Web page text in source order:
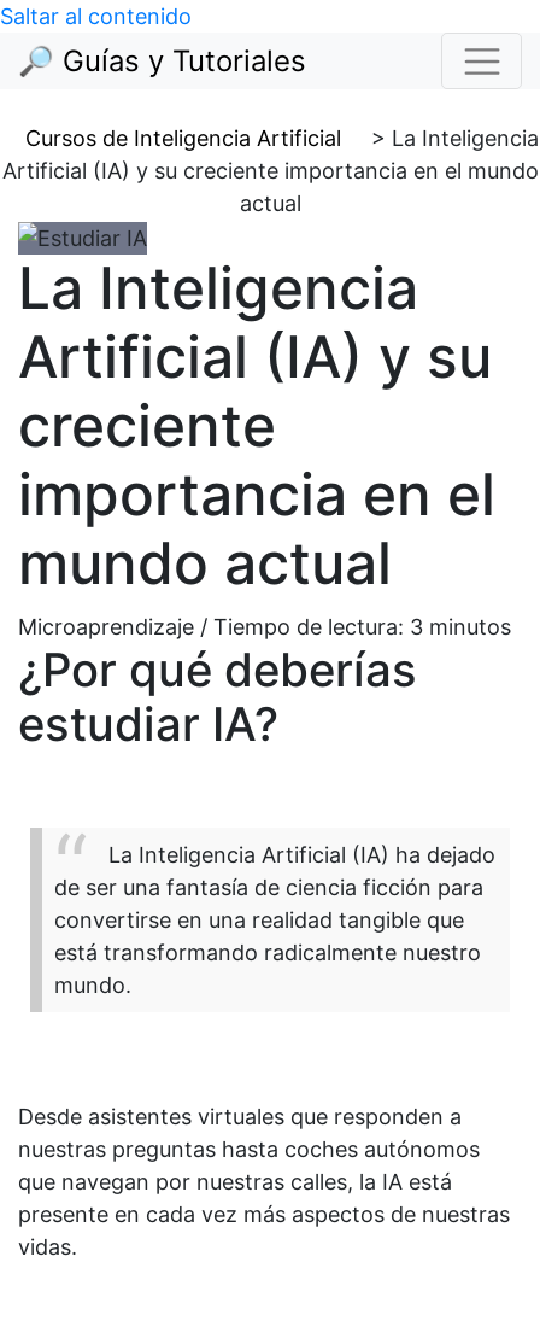
Saltar al contenido
🔎 Guías y Tutoriales
Cursos de Inteligencia Artificial > La Inteligencia
Artificial (IA) y su creciente importancia en el mundo
actual
La Inteligencia
Artificial (IA) y su
creciente
importancia en el
mundo actual
Microaprendizaje / Tiempo de lectura: 3 minutos
¿Por qué deberías
estudiar IA?
La Inteligencia Artificial (IA) ha dejado
de ser una fantasía de ciencia ficción para
convertirse en una realidad tangible que
está transformando radicalmente nuestro
mundo.
Desde asistentes virtuales que responden a
nuestras preguntas hasta coches autónomos
que navegan por nuestras calles, la IA está
presente en cada vez más aspectos de nuestras
vidas.